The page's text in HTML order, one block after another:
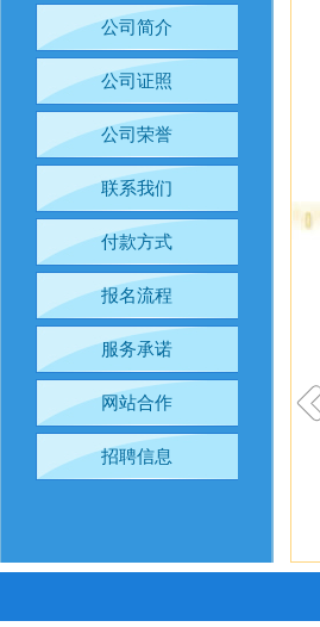
公司简介
公司证照
公司荣誉
联系我们
付款方式
报名流程
服务承诺
网站合作
招聘信息